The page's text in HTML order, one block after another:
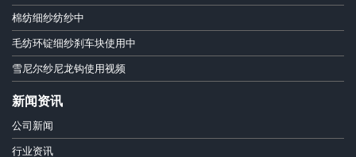
棉纺细纱纺纱中
毛纺环锭细纱刹车块使用中
雪尼尔纱尼龙钩使用视频
新闻资讯
公司新闻
行业资讯